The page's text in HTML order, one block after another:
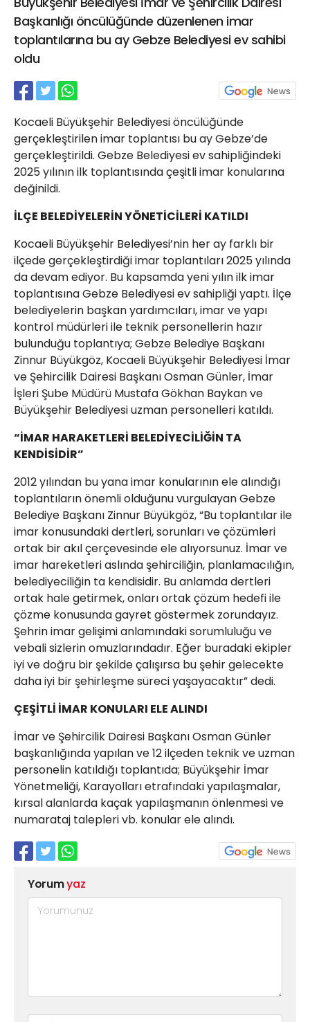
Başkanlığı öncülüğünde düzenlenen imar
toplantılarına bu ay Gebze Belediyesi ev sahibi
oldu
Kocaeli Büyükşehir Belediyesi öncülüğünde
gerçekleştirilen imar toplantısı bu ay Gebze’de
gerçekleştirildi. Gebze Belediyesi ev sahipliğindeki
2025 yılının ilk toplantısında çeşitli imar konularına
değinildi.
İLÇE BELEDİYELERİN YÖNETİCİLERİ KATILDI
Kocaeli Büyükşehir Belediyesi’nin her ay farklı bir
ilçede gerçekleştirdiği imar toplantıları 2025 yılında
da devam ediyor. Bu kapsamda yeni yılın ilk imar
toplantısına Gebze Belediyesi ev sahipliği yaptı. İlçe
belediyelerin başkan yardımcıları, imar ve yapı
kontrol müdürleri ile teknik personellerin hazır
bulunduğu toplantıya; Gebze Belediye Başkanı
Zinnur Büyükgöz, Kocaeli Büyükşehir Belediyesi İmar
ve Şehircilik Dairesi Başkanı Osman Günler, İmar
İşleri Şube Müdürü Mustafa Gökhan Baykan ve
Büyükşehir Belediyesi uzman personelleri katıldı.
“İMAR HARAKETLERİ BELEDİYECİLİĞİN TA
KENDİSİDİR”
2012 yılından bu yana imar konularının ele alındığı
toplantıların önemli olduğunu vurgulayan Gebze
Belediye Başkanı Zinnur Büyükgöz, “Bu toplantılar ile
imar konusundaki dertleri, sorunları ve çözümleri
ortak bir akıl çerçevesinde ele alıyorsunuz. İmar ve
imar hareketleri aslında şehirciliğin, planlamacılığın,
belediyeciliğin ta kendisidir. Bu anlamda dertleri
ortak hale getirmek, onları ortak çözüm hedefi ile
çözme konusunda gayret göstermek zorundayız.
Şehrin imar gelişimi anlamındaki sorumluluğu ve
vebali sizlerin omuzlarındadır. Eğer buradaki ekipler
iyi ve doğru bir şekilde çalışırsa bu şehir gelecekte
daha iyi bir şehirleşme süreci yaşayacaktır” dedi.
ÇEŞİTLİ İMAR KONULARI ELE ALINDI
İmar ve Şehircilik Dairesi Başkanı Osman Günler
başkanlığında yapılan ve 12 ilçeden teknik ve uzman
personelin katıldığı toplantıda; Büyükşehir İmar
Yönetmeliği, Karayolları etrafındaki yapılaşmalar,
kırsal alanlarda kaçak yapılaşmanın önlenmesi ve
numarataj talepleri vb. konular ele alındı.
Yorumyaz
21 Gölcük
02624132333